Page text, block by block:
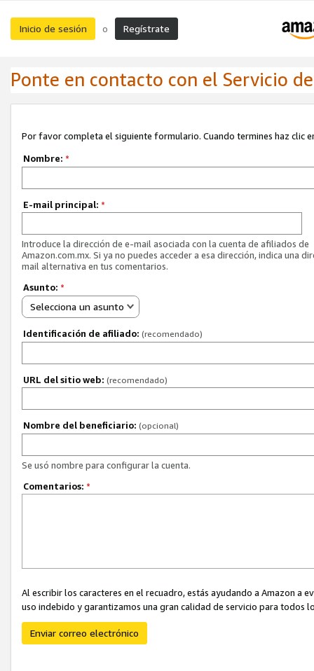
Inicio de sesión o Regístrate
Ponte en contacto con el Servicio
Por favor completa el siguiente formulario. Cuando termines haz clic
Nombre: *
E-mail principal: *
Introduce la dirección de e-mail asociada con la cuenta de afiliados de
Amazon.com.mx. Si ya no puedes acceder a esa dirección, indica una
mail alternativa en tus comentarios.
Asunto: *
Selecciona un asunto
Identificación de afiliado: (recomendado)
URL del sitio web: (recomendado)
Nombre del beneficiario: (opcional)
Se usó nombre para configurar la cuenta.
Comentarios: *
Al escribir los caracteres en el recuadro, estás ayudando a Amazon
uso indebido y garantizamos una gran calidad de servicio para todos
Enviar correo electrónico